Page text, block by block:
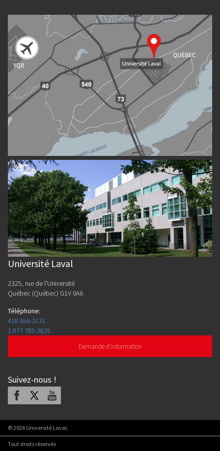
Université Laval
2325, rue de l'Université
Québec (Québec) G1V 0A6
Téléphone:
418 656-2131
1 877 785-2825
Demande d'information
Suivez-nous !
Facebook Youtube
©2026 Université Laval.
Tout droits réservés